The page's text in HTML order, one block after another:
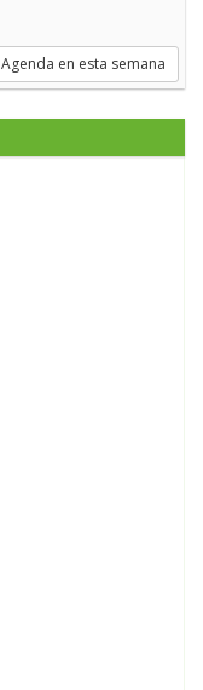
Agenda en esta semana